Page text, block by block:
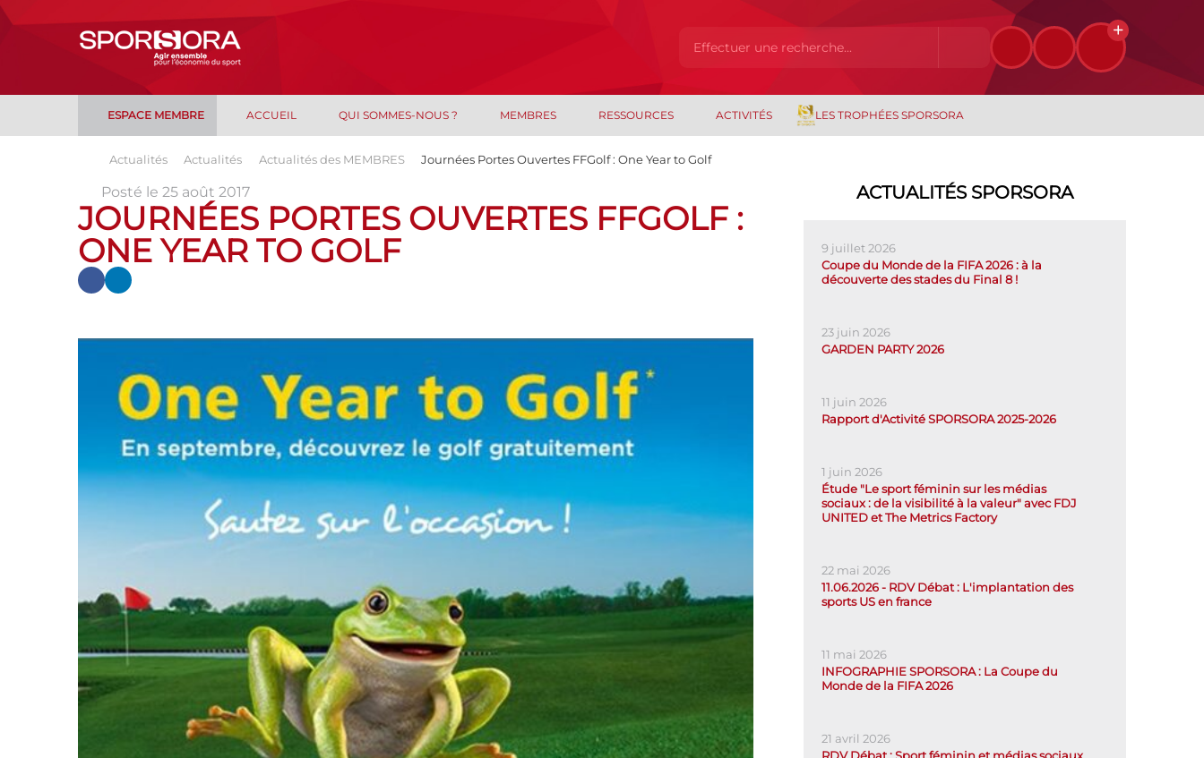
ESPACE MEMBRE ACCUEIL QUI SOMMES-NOUS ? MEMBRES RESSOURCES ACTIVITÉS LES TROPHÉES SPORSORA
Actualités Actualités Actualités des MEMBRES Journées Portes Ouvertes FFGolf : One Year to Golf
Posté le 25 août 2017
JOURNÉES PORTES OUVERTES FFGOLF :
ONE YEAR TO GOLF
ACTUALITÉS SPORSORA
9 juillet 2026
Coupe du Monde de la FIFA 2026 : à la
découverte des stades du Final 8 !
23 juin 2026
GARDEN PARTY 2026
11 juin 2026
Rapport d'Activité SPORSORA 2025-2026
1 juin 2026
Étude "Le sport féminin sur les médias
sociaux : de la visibilité à la valeur" avec FDJ
UNITED et The Metrics Factory
22 mai 2026
11.06.2026 - RDV Débat : L'implantation des
sports US en france
11 mai 2026
INFOGRAPHIE SPORSORA : La Coupe du
Monde de la FIFA 2026
21 avril 2026